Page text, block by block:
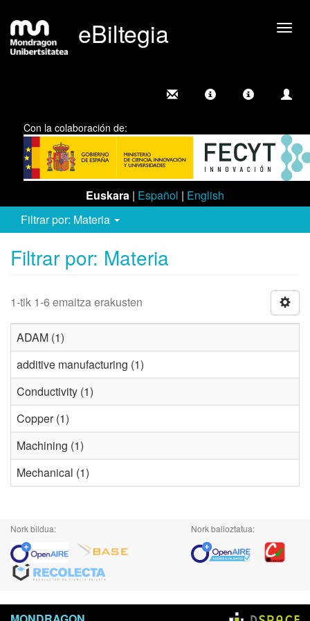
eBiltegia
Con la colaboración de:
Euskara | Español | English
Filtrar por: Materia
Filtrar por: Materia
1-tik 1-6 emaitza erakusten
ADAM (1)
additive manufacturing (1)
Conductivity (1)
Copper (1)
Machining (1)
Mechanical (1)
Nork bildua: Nork balioztatua: